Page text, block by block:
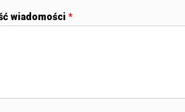
wiadomości *